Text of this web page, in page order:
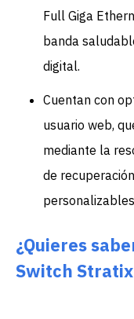
Full Giga
banda
digital.
Cuentan con
usuario web,
mediante la
de
¿Quieres
Switch